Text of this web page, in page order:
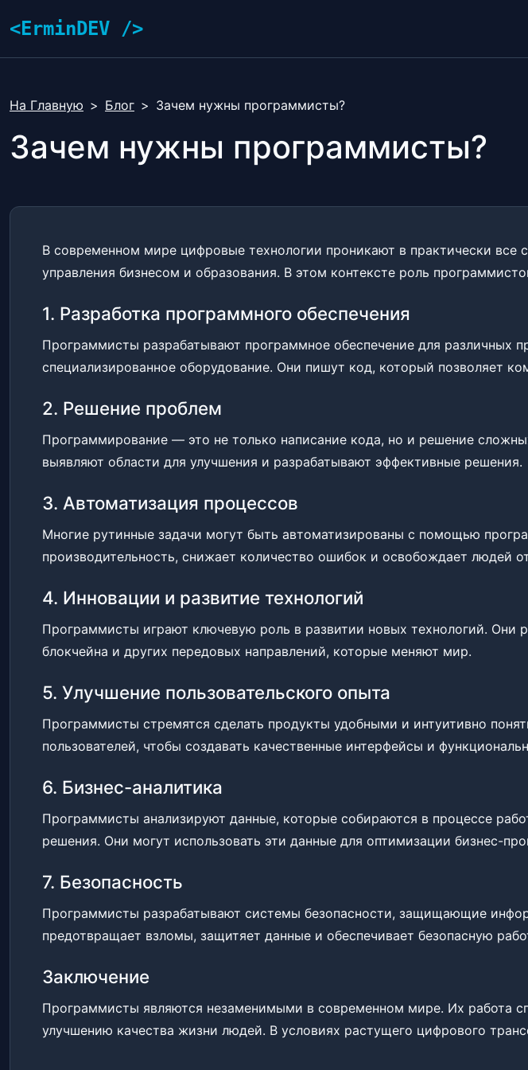
<ErminDEV />
На Главную Блог Зачем нужны программисты?
Зачем нужны программисты?
В современном мире цифровые технологии проникают в практически
управления бизнесом и образования. В этом контексте роль
1. Разработка программного обеспечения
Программисты разрабатывают программное обеспечение для различных
специализированное оборудование. Они пишут код, который позволяет
2. Решение проблем
Программирование — это не только написание кода, но и решение
выявляют области для улучшения и разрабатывают эффективные решения.
3. Автоматизация процессов
Многие рутинные задачи могут быть автоматизированы с помощью
производительность, снижает количество ошибок и освобождает людей
4. Инновации и развитие технологий
Программисты играют ключевую роль в развитии новых технологий. Они
блокчейна и других передовых направлений, которые меняют мир.
5. Улучшение пользовательского опыта
Программисты стремятся сделать продукты удобными и интуитивно
пользователей, чтобы создавать качественные интерфейсы и
6. Бизнес-аналитика
Программисты анализируют данные, которые собираются в процессе
решения. Они могут использовать эти данные для оптимизации бизнес-
7. Безопасность
Программисты разрабатывают системы безопасности, защищающие
предотвращает взломы, защитяет данные и обеспечивает безопасную
Заключение
Программисты являются незаменимыми в современном мире. Их работа
улучшению качества жизни людей. В условиях растущего цифрового